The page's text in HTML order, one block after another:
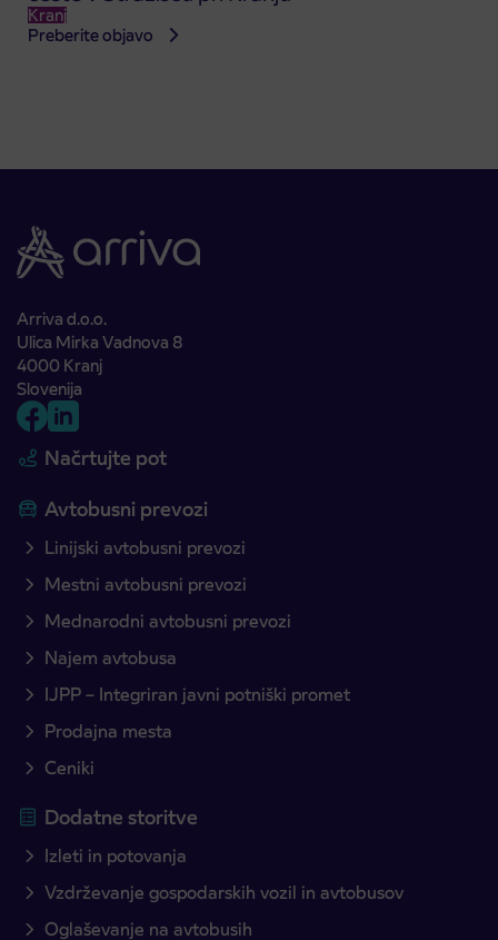
Kranj
Preberite objavo
Arriva d.o.o.
Ulica Mirka Vadnova 8
4000 Kranj
Slovenija
Načrtujte pot
Avtobusni prevozi
Linijski avtobusni prevozi
Mestni avtobusni prevozi
Mednarodni avtobusni prevozi
Najem avtobusa
IJPP – Integriran javni potniški promet
Prodajna mesta
Ceniki
Dodatne storitve
Izleti in potovanja
Vzdrževanje gospodarskih vozil in avtobusov
Oglaševanje na avtobusih